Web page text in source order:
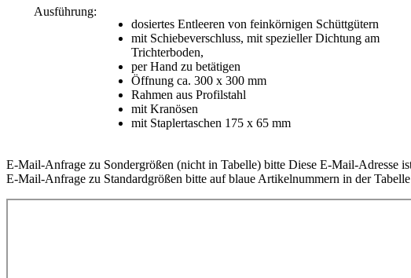
Ausführung:
dosiertes Entleeren von feinkörnigen Schüttgütern
mit Schiebeverschluss, mit spezieller Dichtung am
Trichterboden,
per Hand zu betätigen
Öffnung ca. 300 x 300 mm
Rahmen aus Profilstahl
mit Kranösen
mit Staplertaschen 175 x 65 mm
E-Mail-Anfrage zu Sondergrößen (nicht in Tabelle) bitte Diese E-Mail-Adresse
E-Mail-Anfrage zu Standardgrößen bitte auf blaue Artikelnummern in der